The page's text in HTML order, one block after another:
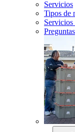
Servicios
Tipos de
Servicios